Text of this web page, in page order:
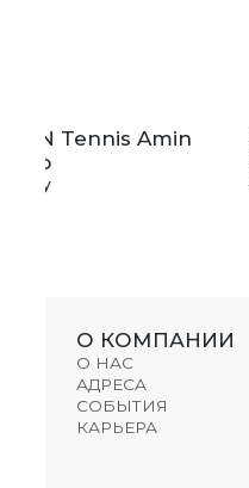
Tennis Amin
О КОМПАНИИ
О НАС
АДРЕСА
СОБЫТИЯ
КАРЬЕРА